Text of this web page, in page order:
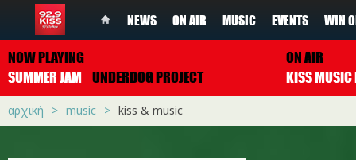
NEWS ON AIR MUSIC EVENTS WIN
NOW PLAYING
SUMMER JAM UNDERDOG PROJECT
ON AIR
αρχική music kiss & music